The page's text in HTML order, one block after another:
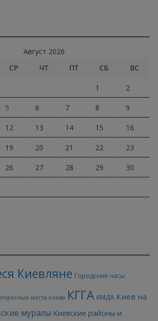
Август 2026
СР ЧТ ПТ СБ ВС
1 2
5 6 7 8 9
12 13 14 15 16
19 20 21 22 23
26 27 28 29 30
Киевляне Городские часы
места Киева КГГА КМДА Киев на
муралы Киевские районы и